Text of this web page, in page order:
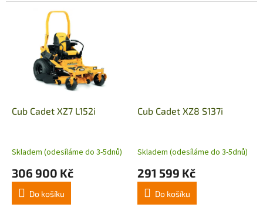
výkonu 38 HP zvládne i ten...
Cub Cadet XZ7 L152i
Skladem (odesíláme do 3-5dnů)
306 900 Kč
Do košíku
Cub Cadet XZ8 S137i
Skladem (odesíláme do 3-5dnů)
291 599 Kč
Do košíku